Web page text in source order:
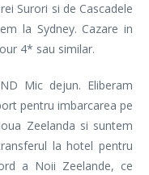
Surori si de Cascadele
la Sydney. Cazare in
4* sau similar.
Mic dejun. Eliberam
pentru imbarcarea pe
Zeelanda si suntem
la hotel pentru
a Noii Zeelande, ce